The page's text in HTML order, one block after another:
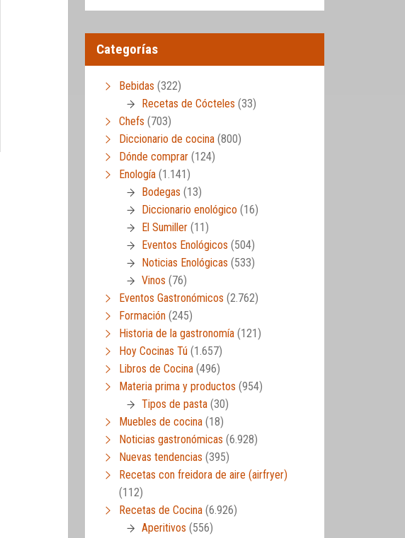
Categorías
Bebidas (322)
Recetas de Cócteles (33)
Chefs (703)
Diccionario de cocina (800)
Dónde comprar (124)
Enología (1.141)
Bodegas (13)
Diccionario enológico (16)
El Sumiller (11)
Eventos Enológicos (504)
Noticias Enológicas (533)
Vinos (76)
Eventos Gastronómicos (2.762)
Formación (245)
Historia de la gastronomía (121)
Hoy Cocinas Tú (1.657)
Libros de Cocina (496)
Materia prima y productos (954)
Tipos de pasta (30)
Muebles de cocina (18)
Noticias gastronómicas (6.928)
Nuevas tendencias (395)
Recetas con freidora de aire (airfryer)
(112)
Recetas de Cocina (6.926)
Aperitivos (556)